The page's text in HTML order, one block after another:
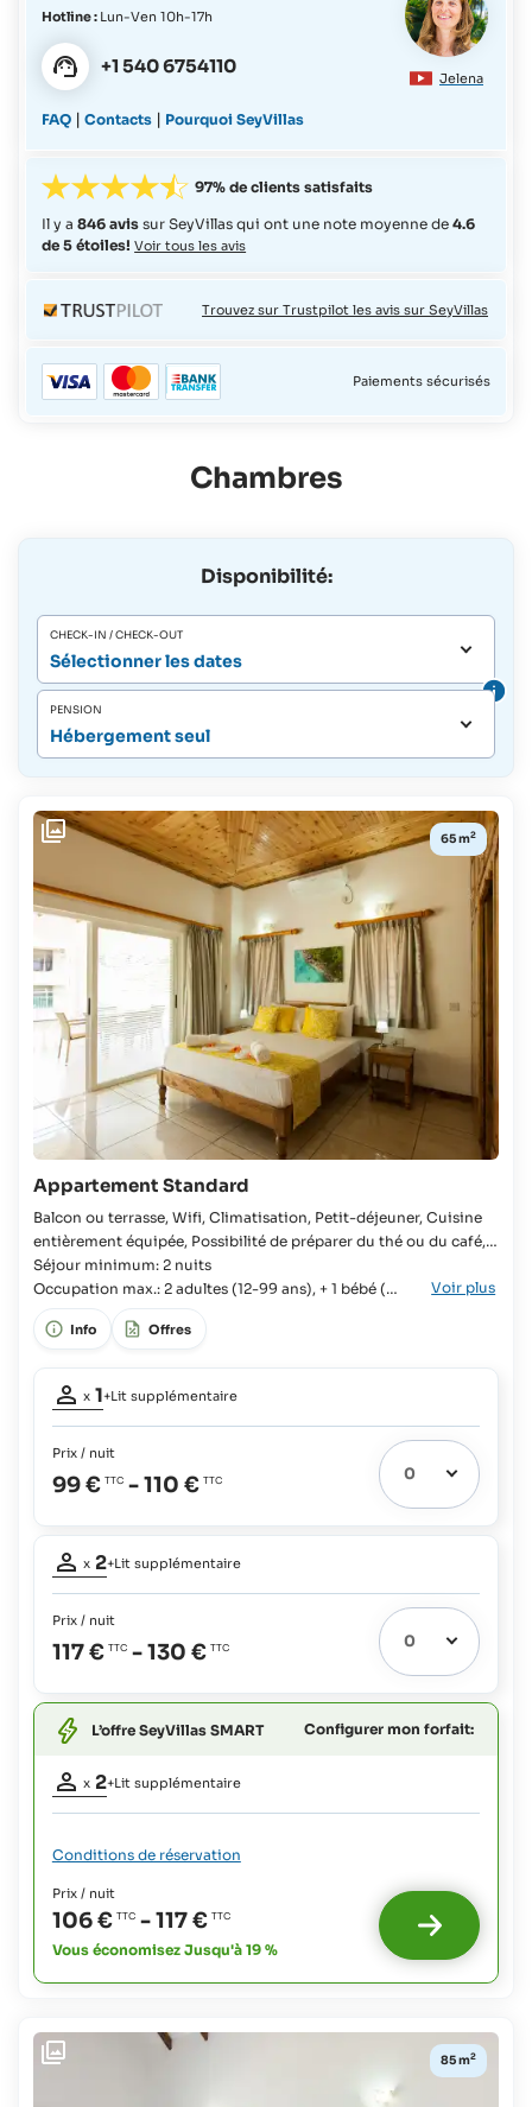
Jelena
Hotline : Lun-Ven 10h-17h
+1 540 6754110
FAQ |Contacts | Pourquoi SeyVillas
97% de clients satisfaits
Il y a846 avissur SeyVillas qui ont une note moyenne de4.6
de 5 étoiles! Voir tous les avis
Trouvez sur Trustpilot les avis sur SeyVillas
Paiements sécurisés
Chambres
Disponibilité:
CHECK-IN / CHECK-OUT
Sélectionner les dates
PENSION
Hébergement seul
Appartement Standard
65 m2
Balcon ou terrasse, Wifi, Climatisation, Petit-déjeuner, Cuisine
entièrement équipée, Possibilité de préparer du thé ou du café,
Douche, Sèche-cheveux, Télévision, Douche à l'italienne
Appartement, Chambre, Lit Queen-size, Armoire, Salle de bains,
Prise rasoir, Cuisine commune entièrement équipée,
Réfrigérateur avec compartiment congélateur, Articles de
Séjour minimum: 2 nuits
Occupation max.: 2 adultes (12-99 ans), + 1 bébé (0-
1 ans)
Voir plus
Info Offres
Occupation
Lit extra
possible:
1
gratuit
x 1+Lit supplémentaire
Prix / nuit
99 € -110 €
Occupation
Lit extra
possible:
1
gratuit
x 2+Lit supplémentaire
Prix / nuit
117 € -130 €
L’offre SeyVillas SMART Configurer mon forfait:
Lit extra
Bébés:
gratuit
x 2+Lit supplémentaire
Conditions de réservation
Prix / nuit
106 € -117 €
Vous économisez Jusqu'à 19 %
85 m2